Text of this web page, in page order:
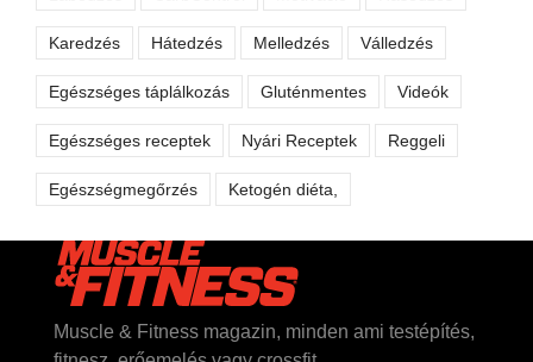
Karedzés Hátedzés Melledzés Válledzés
Egészséges táplálkozás Gluténmentes Videók
Egészséges receptek Nyári Receptek Reggeli
Egészségmegőrzés Ketogén diéta,
Muscle & Fitness magazin, minden ami testépítés,